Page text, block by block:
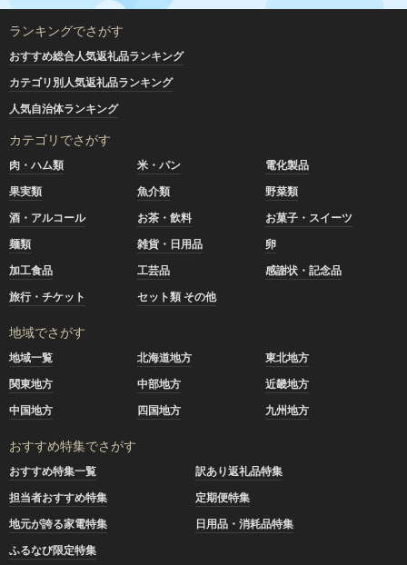
ランキングでさがす
おすすめ総合人気返礼品ランキング
カテゴリ別人気返礼品ランキング
人気自治体ランキング
カテゴリでさがす
肉・ハム類 米・パン
電化製品
果実類
魚介類
野菜類
酒・アルコール
お茶・飲料
お菓子・スイーツ
麺類
雑貨・日用品
卵
加工食品
工芸品
感謝状・記念品
旅行・チケット
セット類 その他
地域でさがす
地域一覧 北海道地方
東北地方
関東地方
中部地方
近畿地方
中国地方
四国地方 九州地方
おすすめ特集でさがす
おすすめ特集一覧
訳あり返礼品特集
担当者おすすめ特集
定期便特集
地元が誇る家電特集
日用品・消耗品特集
ふるなび限定特集